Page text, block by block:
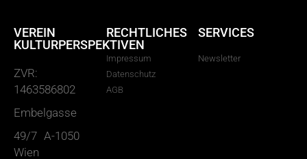
VEREIN
KULTURPERSPEKTIVEN
ZVR:
1463586802
Embelgasse
49/7 A-1050
Wien
RECHTLICHES
Impressum
Datenschutz
AGB
SERVICES
Newsletter